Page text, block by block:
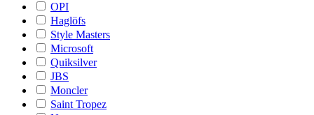
OPI
Haglöfs
Style Masters
Microsoft
Quiksilver
JBS
Moncler
Saint Tropez